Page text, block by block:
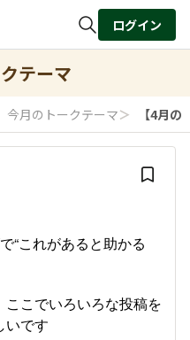
検索
ログイン
テーマ
今月のトークテーマ＞ 【4月
“これがあると助かる
こでいろいろな投稿を
いです